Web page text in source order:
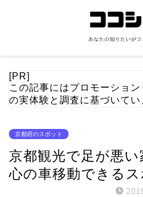
[PR]
この記事にはプロモーショ
の実体験と調査に基づいてい
京都府のスポット
京都観光で足が悪
心の車移動できるス